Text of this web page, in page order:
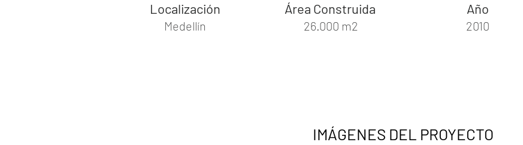
Localización
Medellín
Área Construida
26.000 m2
Año
2010
IMÁGENES DEL PROYECTO